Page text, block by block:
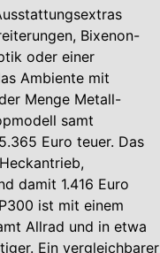
Bixenon-
oder einer
Ambiente mit
Menge Metall-
samt
Euro teuer. Das
damit 1.416 Euro
ist mit einem
Allrad und in etwa
Ein vergleichbarer